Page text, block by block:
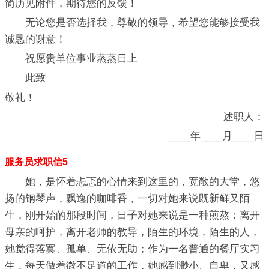
简历见附件，期待您的反馈！
无论您是否选择我，尊敬的领导，希望您能够接受我
诚恳的谢意！
祝愿贵单位事业蒸蒸日上
此致
敬礼！
述职人：
____年____月____日
服务员求职信5
她，是怀着忐忑的心情来到这里的，宽敞的大堂，悠
扬的钢琴声，飘逸的咖啡香，一切对她来说既新鲜又陌
生，刚开始的那段时间，日子对她来说是一种煎熬：离开
母亲的呵护，离开老师的教导，陌生的环境，陌生的人，
她觉得落寞、孤单、无依无助；作为一名普通的餐厅实习
生，每天做着微不足道的工作，她感到渺小、自卑，又感